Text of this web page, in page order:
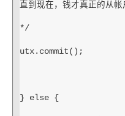
直到现在，钱才真正的从帐
*/
utx.commit();
} else {